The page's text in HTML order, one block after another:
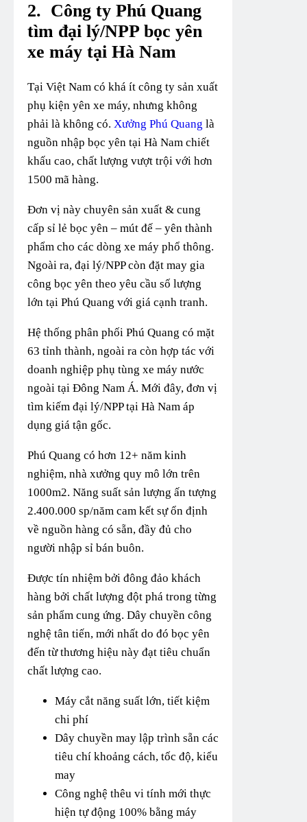
2. Công ty Phú Quang
tìm đại lý/NPP bọc yên
xe máy tại Hà Nam
Tại Việt Nam có khá ít công ty sản xuất
phụ kiện yên xe máy, nhưng không
phải là không có. Xưởng Phú Quang là
nguồn nhập bọc yên tại Hà Nam chiết
khấu cao, chất lượng vượt trội với hơn
1500 mã hàng.
Đơn vị này chuyên sản xuất & cung
cấp sỉ lẻ bọc yên – mút đế – yên thành
phẩm cho các dòng xe máy phổ thông.
Ngoài ra, đại lý/NPP còn đặt may gia
công bọc yên theo yêu cầu số lượng
lớn tại Phú Quang với giá cạnh tranh.
Hệ thống phân phối Phú Quang có mặt
63 tỉnh thành, ngoài ra còn hợp tác với
doanh nghiệp phụ tùng xe máy nước
ngoài tại Đông Nam Á. Mới đây, đơn vị
tìm kiếm đại lý/NPP tại Hà Nam áp
dụng giá tận gốc.
Phú Quang có hơn 12+ năm kinh
nghiệm, nhà xưởng quy mô lớn trên
1000m2. Năng suất sản lượng ấn tượng
2.400.000 sp/năm cam kết sự ổn định
về nguồn hàng có sẵn, đầy đủ cho
người nhập sỉ bán buôn.
Được tín nhiệm bởi đông đảo khách
hàng bởi chất lượng đột phá trong từng
sản phẩm cung ứng. Dây chuyền công
nghệ tân tiến, mới nhất do đó bọc yên
đến từ thương hiệu này đạt tiêu chuẩn
chất lượng cao.
Máy cắt năng suất lớn, tiết kiệm
chi phí
Dây chuyền may lập trình sẵn các
tiêu chí khoảng cách, tốc độ, kiểu
may
Công nghệ thêu vi tính mới thực
hiện tự động 100% bằng máy